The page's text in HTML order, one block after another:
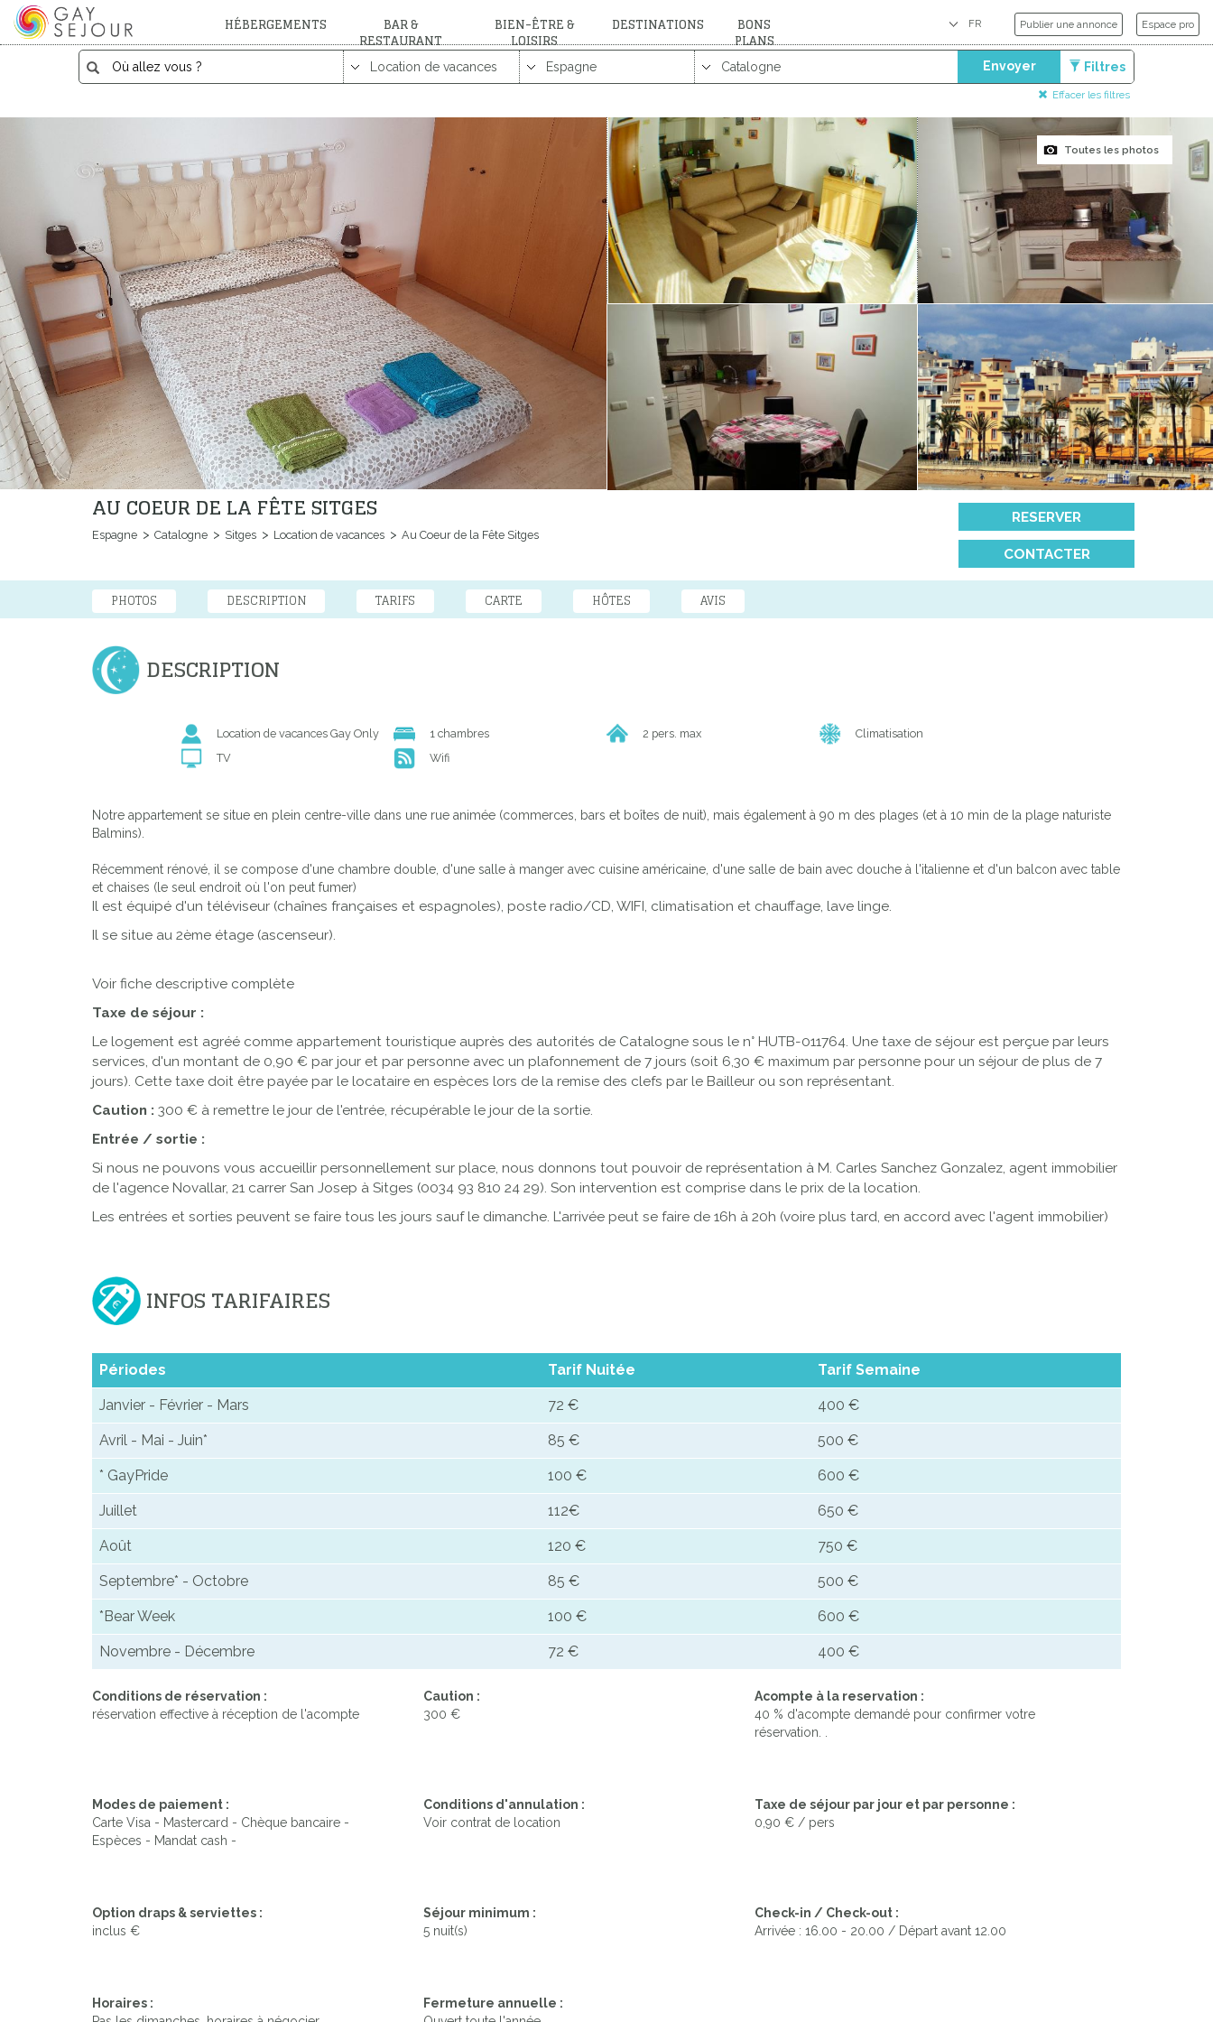
HÉBERGEMENTS BAR &
RESTAURANT
BIEN-ÊTRE &
LOISIRS
DESTINATIONS BONS
PLANS
Publier une annonce Espace pro
Envoyer Filtres
Effacer les filtres
Toutes les photos
AU COEUR DE LA FÊTE SITGES
Espagne Catalogne Sitges Location de vacances Au Coeur de la Fête Sitges
RESERVER
CONTACTER
PHOTOS DESCRIPTION TARIFS CARTE HÔTES AVIS
DESCRIPTION
Location de vacances Gay Only 1 chambres 2 pers. max
Climatisation
TV
Wifi
Notre appartement se situe en plein centre-ville dans une rue animée (commerces, bars et boîtes de nuit), mais également à 90 m des plages (et à 10 min de la plage naturiste
Balmins).
Récemment rénové, il se compose d'une chambre double, d'une salle à manger avec cuisine américaine, d'une salle de bain avec douche à l'italienne et d'un balcon avec table
et chaises (le seul endroit où l'on peut fumer)
Il est équipé d'un téléviseur (chaînes françaises et espagnoles), poste radio/CD, WIFI, climatisation et chauffage, lave linge.
Il se situe au 2ème étage (ascenseur).
Voir fiche descriptive complète
Taxe de séjour :
Le logement est agréé comme appartement touristique auprès des autorités de Catalogne sous le n° HUTB-011764. Une taxe de séjour est perçue par leurs
services, d'un montant de 0,90 € par jour et par personne avec un plafonnement de 7 jours (soit 6,30 € maximum par personne pour un séjour de plus de 7
jours). Cette taxe doit être payée par le locataire en espèces lors de la remise des clefs par le Bailleur ou son représentant.
Caution : 300 € à remettre le jour de l'entrée, récupérable le jour de la sortie.
Entrée / sortie :
Si nous ne pouvons vous accueillir personnellement sur place, nous donnons tout pouvoir de représentation à M. Carles Sanchez Gonzalez, agent immobilier
de l'agence Novallar, 21 carrer San Josep à Sitges (0034 93 810 24 29). Son intervention est comprise dans le prix de la location.
Les entrées et sorties peuvent se faire tous les jours sauf le dimanche. L'arrivée peut se faire de 16h à 20h (voire plus tard, en accord avec l'agent immobilier)
INFOS TARIFAIRES
Périodes Tarif Nuitée Tarif Semaine
Janvier - Février - Mars 72 € 400 €
Avril - Mai - Juin* 85 € 500 €
* GayPride 100 € 600 €
Juillet 112€ 650 €
Août 120 € 750 €
Septembre* - Octobre 85 € 500 €
*Bear Week 100 € 600 €
Novembre - Décembre 72 € 400 €
Conditions de réservation :
réservation effective à réception de l'acompte
Caution :
300 €
Acompte à la reservation :
40 % d'acompte demandé pour confirmer votre
réservation. .
Modes de paiement :
Carte Visa - Mastercard - Chèque bancaire -
Espèces - Mandat cash -
Conditions d'annulation :
Voir contrat de location
Taxe de séjour par jour et par personne :
0,90 € / pers
Option draps & serviettes :
inclus €
Séjour minimum :
5 nuit(s)
Check-in / Check-out :
Arrivée : 16.00 - 20.00 / Départ avant 12.00
Horaires :
Fermeture annuelle :